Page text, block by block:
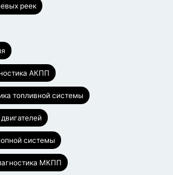
реек
АКПП
топливной системы
системы
МКПП